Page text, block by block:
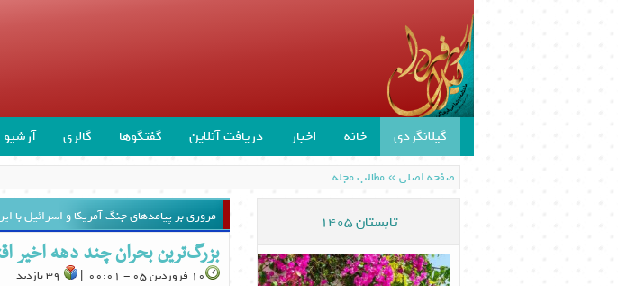
گیلانگردی خانه اخبار دریافت آنلاین گفتگوها گالری
صفحه اصلی»مطالب مجله
مروری بر پیامدهای جنگ آمریکا و اسرائیل با
بزرگ‌ترین بحران چند دهه اخیر
10 فروردین 05 - 00:01 |
تابستان 1405